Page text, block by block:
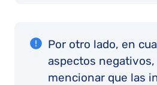
Por otro lado, en
aspectos
mencionar que las